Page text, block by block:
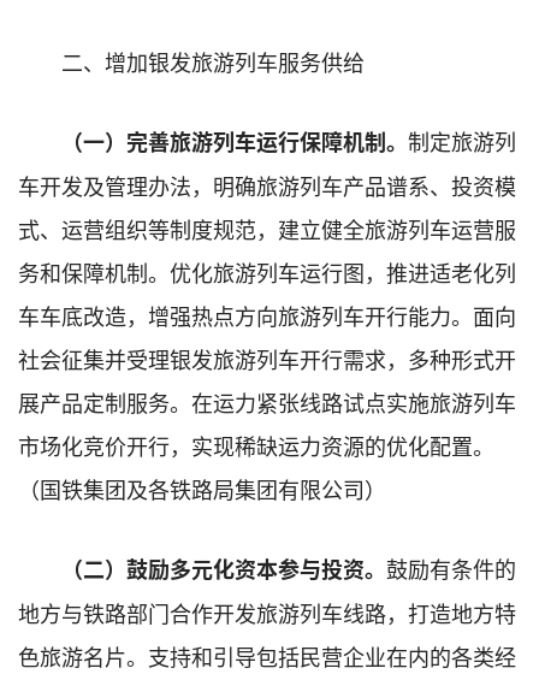
二、增加银发旅游列车服务供给
（一）完善旅游列车运行保障机制。 制定旅游列
车开发及管理办法，明确旅游列车产品谱系、投资模
式、运营组织等制度规范，建立健全旅游列车运营服
务和保障机制。优化旅游列车运行图，推进适老化列
车车底改造，增强热点方向旅游列车开行能力。面向
社会征集并受理银发旅游列车开行需求，多种形式开
展产品定制服务。在运力紧张线路试点实施旅游列车
市场化竞价开行，实现稀缺运力资源的优化配置。
（国铁集团及各铁路局集团有限公司）
（二）鼓励多元化资本参与投资。 鼓励有条件的
地方与铁路部门合作开发旅游列车线路，打造地方特
色旅游名片。支持和引导包括民营企业在内的各类经